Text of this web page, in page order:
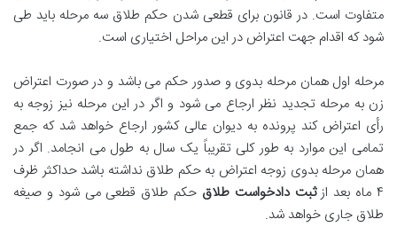
متفاوت است. در قانون برای قطعی شدن حکم طلاق سه مرحله باید طی
شود که اقدام جهت اعتراض در این مراحل اختیاری است.
مرحله اول همان مرحله بدوی و صدور حکم می باشد و در صورت اعتراض
زن به مرحله تجدید نظر ارجاع می شود و اگر در این مرحله نیز زوجه به
رأی اعتراض کند پرونده به دیوان عالی کشور ارجاع خواهد شد که جمع
تمامی این موارد به طور کلی تقریباً یک سال به طول می انجامد. اگر در
همان مرحله بدوی زوجه اعتراض به حکم طلاق نداشته باشد حداکثر ظرف
۴ ماه بعد از
ثبت دادخواست طلاق حکم طلاق قطعی می شود و صیغه
طلاق جاری خواهد شد.